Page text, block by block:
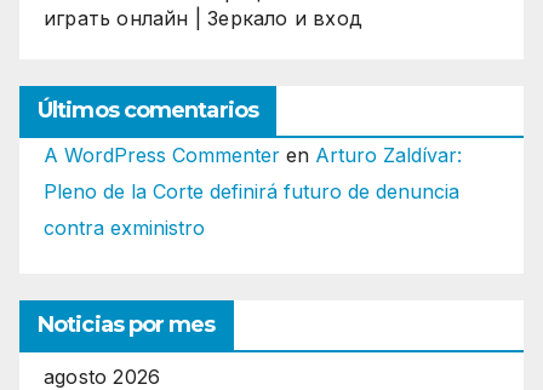
играть онлайн | Зеркало и вход
Últimos comentarios
A WordPress Commenter en Arturo Zaldívar:
Pleno de la Corte definirá futuro de denuncia
contra exministro
Noticias por mes
agosto 2026